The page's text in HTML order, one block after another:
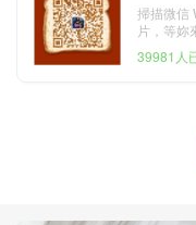
掃描微信
片，等妳
39981人